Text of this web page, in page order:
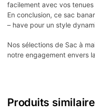
facilement avec vos
En conclusion, ce sac
– have pour un style
Nos sélections de Sac à
notre engagement envers
Produits